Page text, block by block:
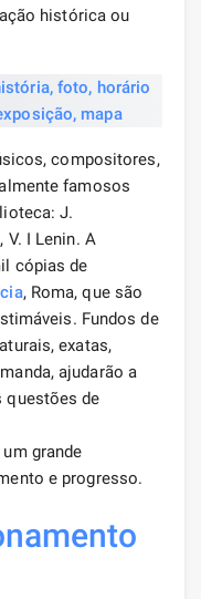
histórica ou
compositores,
famosos
J.
V. I Lenin. A
cópias de
, Roma, que são
Fundos de
exatas,
ajudarão a
questões de
grande
e progresso.